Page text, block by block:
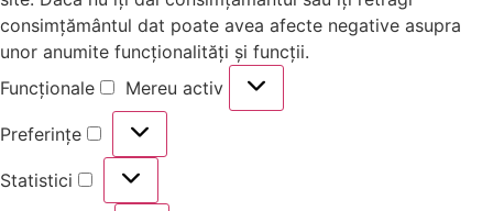
consimțământul dat poate avea afecte negative asupra
unor anumite funcționalități și funcții.
Funcționale
Mereu activ
Preferințe
Statistici